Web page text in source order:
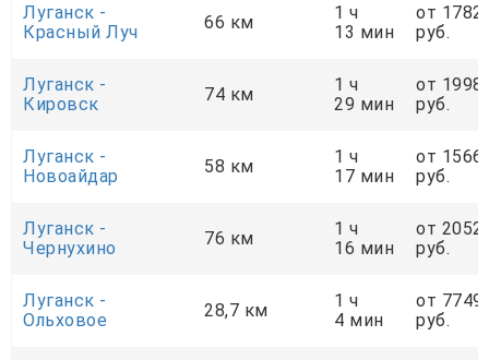
Луганск -
Красный Луч
66 км
1 ч
13 мин
от 1782
руб.
Луганск -
Кировск
74 км
1 ч
29 мин
от 1998
руб.
Луганск -
Новоайдар
58 км
1 ч
17 мин
от 1566
руб.
Луганск -
Чернухино
76 км
1 ч
16 мин
от 2052
руб.
Луганск -
Ольховое
28,7 км
1 ч
4 мин
от 7749
руб.